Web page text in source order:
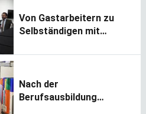
Von Gastarbeitern zu
Selbständigen mit
Nach der
Berufsausbildung